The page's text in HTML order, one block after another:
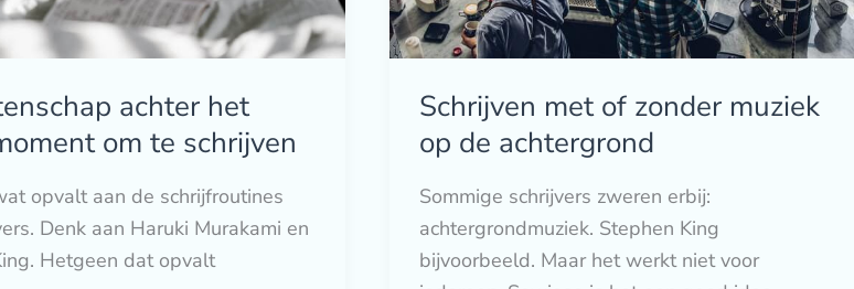
achter het
om te schrijven
opvalt aan de schrijfroutines
Denk aan Haruki Murakami en
Hetgeen dat opvalt
Schrijven met of zonder muziek
op de achtergrond
Sommige schrijvers zweren erbij:
achtergrondmuziek. Stephen King
bijvoorbeeld. Maar het werkt niet voor